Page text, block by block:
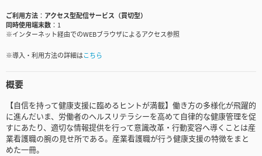
ご利用方法
アクセス型配信サービス（買切型）
同時使用端末数
1
※インターネット経由でのWEBブラウザによるアクセス参照
※導入・利用方法の詳細はこちら
概要
【自信を持って健康支援に臨めるヒントが満載】働き方の多様化が飛躍的
に進んだいま、労働者のヘルスリテラシーを高めて自律的な健康管理を促
すにあたり、適切な情報提供を行って意識改革・行動変容へ導くことは産
業看護職の腕の見せ所である。産業看護職が行う健康支援の特徴をまと
めた一冊。